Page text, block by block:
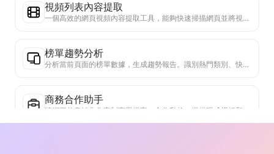
視頻列表內容提取
一個高效的網頁視頻內容提取工具，能夠快速掃描網頁並將視頻信息整理成結構化的Markdown表格。
榜單趨勢分析
分析當前頁面的榜單數據，生成趨勢報告。識別熱門類別、快速上升的產品類型和新興技術。提供即時市場洞察，助你理解最新產品趨勢和市場動向。
商務合作助手